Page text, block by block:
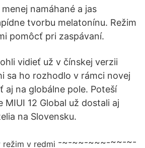
namáhané a jas
tvorbu melatonínu. Režim
pomôcť pri zaspávaní.
vidieť už v čínskej verzii
sa ho rozhodlo v rámci novej
aj na globálne pole. Poteší
12 Global už dostali aj
na Slovensku.
-~-~~-~~~-~~-~-